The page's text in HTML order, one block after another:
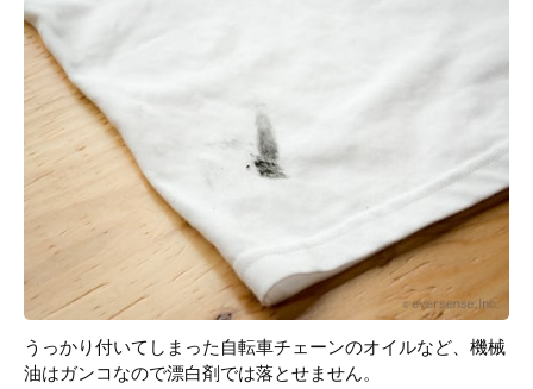
うっかり付いてしまった自転車チェーンのオイルなど、機械
油はガンコなので漂白剤では落とせません。